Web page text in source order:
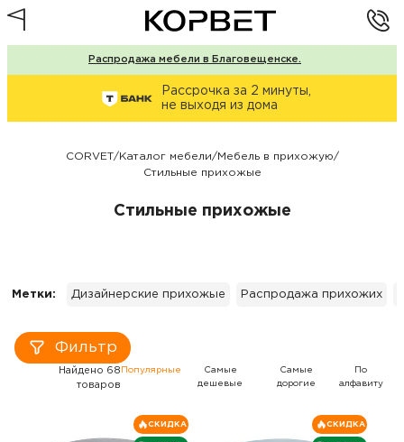
Распродажа мебели в Благовещенске.
Рассрочка за 2 минуты,
не выходя из дома
CORVET/Каталог мебели/Мебель в прихожую/
Стильные прихожые
Стильные прихожые
Метки: Дизайнерские прихожые Распродажа прихожих
Фильтр
Найдено 68
товаров
Популярные
Самые
дешевые
Самые
дорогие
По
алфавиту
СКИДКА СКИДКА